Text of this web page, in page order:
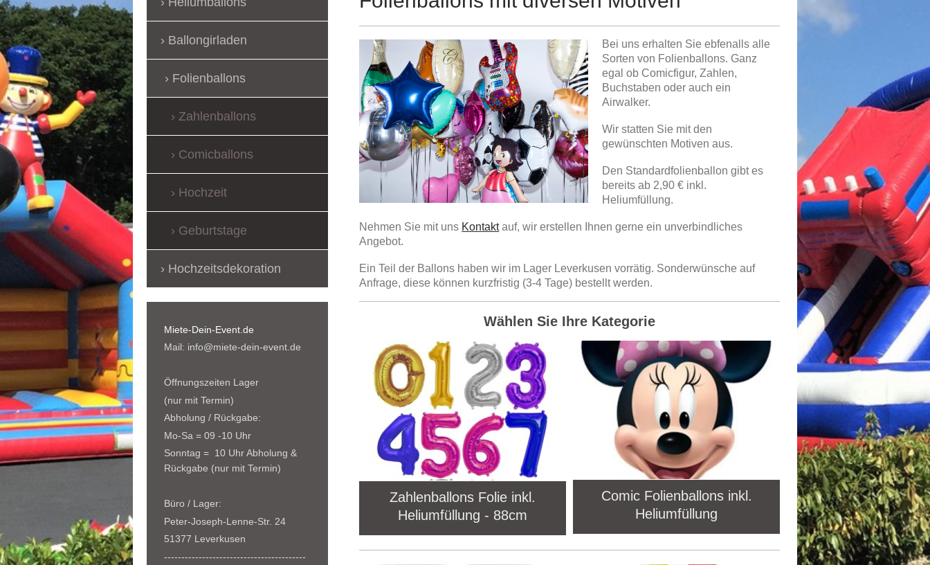
Bei uns erhalten Sie ebfenalls alle
Sorten von Folienballons. Ganz
egal ob Comicfigur, Zahlen,
Buchstaben oder auch ein
Airwalker.
Wir statten Sie mit den
gewünschten Motiven aus.
Den Standardfolienballon gibt es
bereits ab 2,90 € inkl.
Heliumfüllung.
Nehmen Sie mit uns Kontaktauf, wir erstellen Ihnen gerne ein unverbindliches
Angebot.
Ein Teil der Ballons haben wir im Lager Leverkusen vorrätig. Sonderwünsche auf
Anfrage, diese können kurzfristig (3-4 Tage) bestellt werden.
Wählen Sie Ihre Kategorie
Zahlenballons Folie inkl.
Heliumfüllung - 88cm
Comic Folienballons inkl.
Heliumfüllung
Ballongirladen
Folienballons
Zahlenballons
Comicballons
Hochzeit
Geburtstage
Hochzeitsdekoration
Miete-Dein-Event.de
Mail: info@miete-dein-event.de
Öffnungszeiten Lager
(nur mit Termin)
Abholung / Rückgabe:
Mo-Sa = 09 -10 Uhr
Sonntag = 10 Uhr Abholung &
Rückgabe (nur mit Termin)
Büro / Lager:
Peter-Joseph-Lenne-Str. 24
51377 Leverkusen
-----------------------------------------